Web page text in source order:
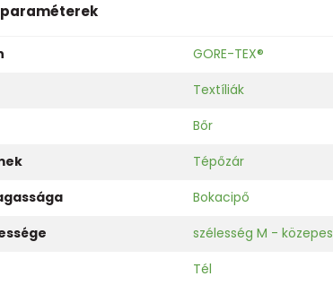
GORE-TEX®
Textíliák
Bőr
Tépőzár
Bokacipő
szélesség M - közepes
Tél